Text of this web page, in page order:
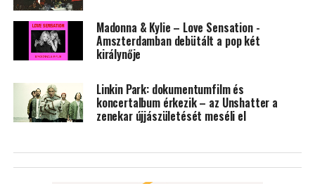
Madonna & Kylie – Love Sensation -
Amszterdamban debütált a pop két
királynője
Linkin Park: dokumentumfilm és
koncertalbum érkezik – az Unshatter a
zenekar újjászületését meséli el